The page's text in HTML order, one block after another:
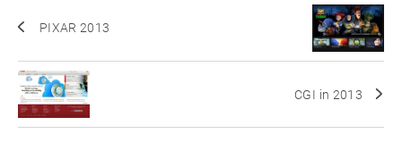
PIXAR 2013
CGI in 2013